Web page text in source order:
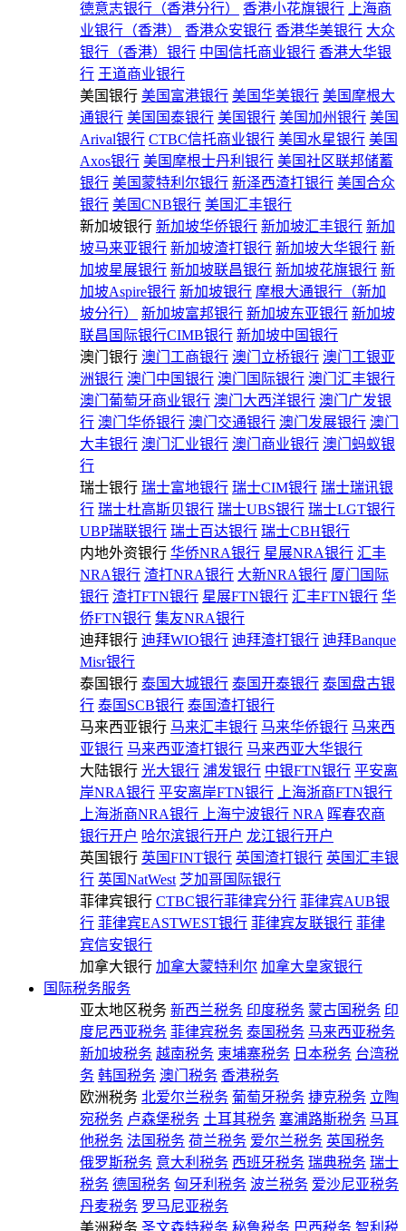
德意志银行（香港分行）
香港小花旗银行
上海商
业银行（香港）
香港众安银行 香港华美银行 大众
银行（香港）银行 中国信托商业银行 香港大华银
行 王道商业银行
美国银行 美国富港银行 美国华美银行 美国摩根大
通银行 美国国泰银行 美国银行 美国加州银行 美国
Arival银行 CTBC信托商业银行 美国水星银行 美国
Axos银行 美国摩根士丹利银行 美国社区联邦储蓄
银行 美国蒙特利尔银行 新泽西渣打银行 美国合众
银行 美国CNB银行 美国汇丰银行
新加坡银行 新加坡华侨银行 新加坡汇丰银行 新加
坡马来亚银行 新加坡渣打银行 新加坡大华银行 新
加坡星展银行 新加坡联昌银行 新加坡花旗银行 新
加坡Aspire银行 新加坡银行 摩根大通银行（新加
坡分行）
新加坡富邦银行 新加坡东亚银行 新加坡
联昌国际银行CIMB银行 新加坡中国银行
澳门银行 澳门工商银行 澳门立桥银行 澳门工银亚
洲银行 澳门中国银行 澳门国际银行 澳门汇丰银行
澳门葡萄牙商业银行 澳门大西洋银行 澳门广发银
行 澳门华侨银行 澳门交通银行 澳门发展银行 澳门
大丰银行 澳门汇业银行 澳门商业银行 澳门蚂蚁银
行
瑞士银行 瑞士富地银行 瑞士CIM银行 瑞士瑞讯银
行 瑞士杜高斯贝银行 瑞士UBS银行 瑞士LGT银行
UBP瑞联银行 瑞士百达银行 瑞士CBH银行
内地外资银行 华侨NRA银行 星展NRA银行 汇丰
NRA银行 渣打NRA银行 大新NRA银行 厦门国际
银行 渣打FTN银行 星展FTN银行 汇丰FTN银行 华
侨FTN银行 集友NRA银行
迪拜银行 迪拜WIO银行 迪拜渣打银行 迪拜Banque
Misr银行
泰国银行 泰国大城银行 泰国开泰银行 泰国盘古银
行 泰国SCB银行 泰国渣打银行
马来西亚银行 马来汇丰银行 马来华侨银行 马来西
亚银行 马来西亚渣打银行 马来西亚大华银行
大陆银行 光大银行 浦发银行 中银FTN银行 平安离
岸NRA银行 平安离岸FTN银行
上海浙商FTN银行
上海浙商NRA银行
上海宁波银行 NRA 晖春农商
银行开户 哈尔滨银行开户 龙江银行开户
英国银行 英国FINT银行 英国渣打银行 英国汇丰银
行 英国NatWest 芝加哥国际银行
菲律宾银行 CTBC银行菲律宾分行 菲律宾AUB银
行 菲律宾EASTWEST银行 菲律宾友联银行 菲律
宾信安银行
加拿大银行 加拿大蒙特利尔 加拿大皇家银行
国际税务服务
亚太地区税务 新西兰税务 印度税务 蒙古国税务 印
度尼西亚税务 菲律宾税务 泰国税务 马来西亚税务
新加坡税务 越南税务 柬埔寨税务 日本税务 台湾税
务 韩国税务 澳门税务 香港税务
欧洲税务 北爱尔兰税务 葡萄牙税务 捷克税务 立陶
宛税务 卢森堡税务 土耳其税务 塞浦路斯税务 马耳
他税务 法国税务 荷兰税务 爱尔兰税务 英国税务
俄罗斯税务 意大利税务 西班牙税务 瑞典税务 瑞士
税务 德国税务 匈牙利税务 波兰税务 爱沙尼亚税务
丹麦税务 罗马尼亚税务
美洲税务 圣文森特税务 秘鲁税务 巴西税务 智利税